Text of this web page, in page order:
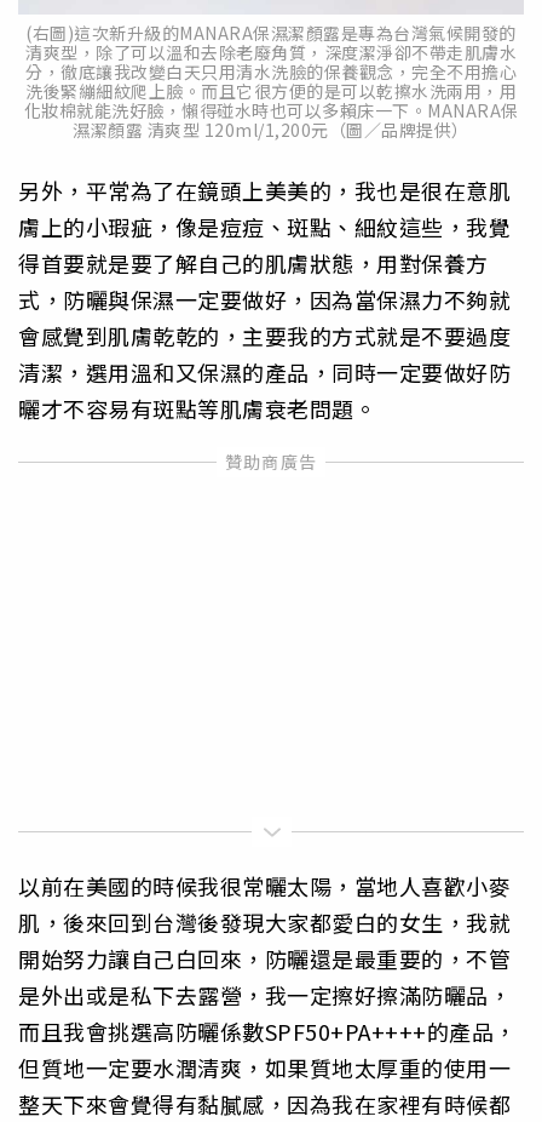
(右圖)這次新升級的MANARA保濕潔顏露是專為台灣氣候開發的
清爽型，除了可以溫和去除老廢角質，深度潔淨卻不帶走肌膚水
分，徹底讓我改變白天只用清水洗臉的保養觀念，完全不用擔心
洗後緊繃細紋爬上臉。而且它很方便的是可以乾擦水洗兩用，用
化妝棉就能洗好臉，懶得碰水時也可以多賴床一下。MANARA保
濕潔顏露 清爽型 120ml/1,200元（圖／品牌提供）
另外，平常為了在鏡頭上美美的，我也是很在意肌
膚上的小瑕疵，像是痘痘、斑點、細紋這些，我覺
得首要就是要了解自己的肌膚狀態，用對保養方
式，防曬與保濕一定要做好，因為當保濕力不夠就
會感覺到肌膚乾乾的，主要我的方式就是不要過度
清潔，選用溫和又保濕的產品，同時一定要做好防
曬才不容易有斑點等肌膚衰老問題。
以前在美國的時候我很常曬太陽，當地人喜歡小麥
肌，後來回到台灣後發現大家都愛白的女生，我就
開始努力讓自己白回來，防曬還是最重要的，不管
是外出或是私下去露營，我一定擦好擦滿防曬品，
而且我會挑選高防曬係數SPF50+PA++++的產品，
但質地一定要水潤清爽，如果質地太厚重的使用一
整天下來會覺得有黏膩感，因為我在家裡有時候都